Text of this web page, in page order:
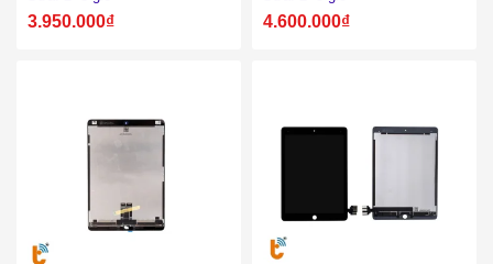
3.950.000₫ 4.600.000₫